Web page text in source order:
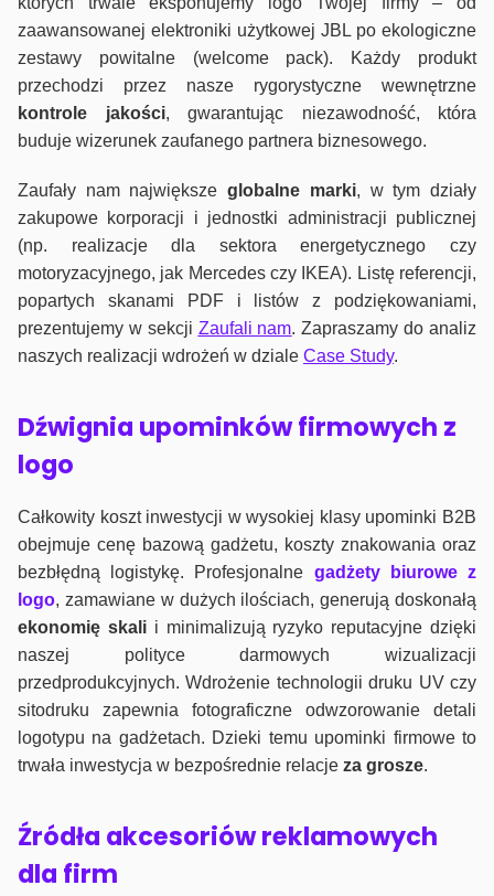
zaawansowanej elektroniki użytkowej JBL po ekologiczne
zestawy powitalne (welcome pack). Każdy produkt
przechodzi przez nasze rygorystyczne wewnętrzne
kontrole jakości, gwarantując niezawodność, która
buduje wizerunek zaufanego partnera biznesowego.
Zaufały nam największeglobalne marki, w tym działy
zakupowe korporacji i jednostki administracji publicznej
(np. realizacje dla sektora energetycznego czy
motoryzacyjnego, jak Mercedes czy IKEA). Listę referencji,
popartych skanami PDF i listów z podziękowaniami,
prezentujemy w sekcji Zaufali nam. Zapraszamy do analiz
naszych realizacji wdrożeń w dziale Case Study.
Dźwignia upominków firmowych z
logo
Całkowity koszt inwestycji w wysokiej klasy upominki B2B
obejmuje cenę bazową gadżetu, koszty znakowania oraz
bezbłędną logistykę. Profesjonalne gadżety biurowe z
logo, zamawiane w dużych ilościach, generują doskonałą
ekonomię skalii minimalizują ryzyko reputacyjne dzięki
naszej polityce darmowych wizualizacji
przedprodukcyjnych. Wdrożenie technologii druku UV czy
sitodruku zapewnia fotograficzne odwzorowanie detali
logotypu na gadżetach. Dzieki temu upominki firmowe to
trwała inwestycja w bezpośrednie relacje za grosze.
Źródła akcesoriów reklamowych
dla firm